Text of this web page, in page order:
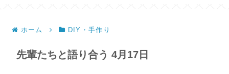
ホーム DIY・手作り
先輩たちと語り合う 4月17日